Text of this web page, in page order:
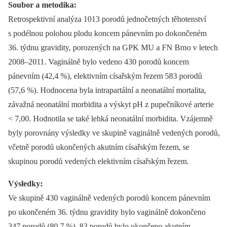
Soubor a metodika:
Retrospektivní analýza 1013 porodů jednočetných těhotenství
s podélnou polohou plodu koncem pánevním po dokončeném
36. týdnu gravidity, porozených na GPK MU a FN Brno v letech
2008–2011. Vaginálně bylo vedeno 430 porodů koncem
pánevním (42,4 %), elektivním císařským řezem 583 porodů
(57,6 %). Hodnocena byla intrapartální a neonatální mortalita,
závažná neonatální morbidita a výskyt pH z pupečníkové arterie
< 7,00. Hodnotila se také lehká neonatální morbidita. Vzájemně
byly porovnány výsledky ve skupině vaginálně vedených porodů,
včetně porodů ukončených akutním císařským řezem, se
skupinou porodů vedených elektivním císařským řezem.
Výsledky:
Ve skupině 430 vaginálně vedených porodů koncem pánevním
po ukončeném 36. týdnu gravidity bylo vaginálně dokončeno